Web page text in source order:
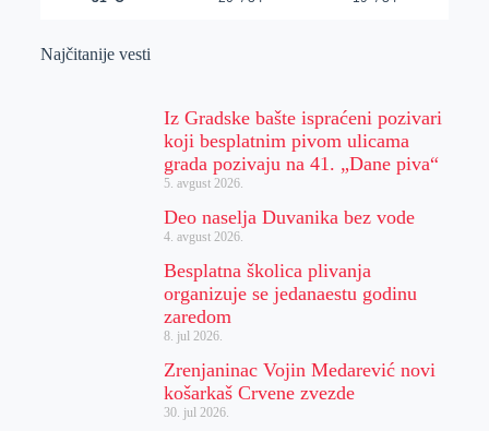
Najčitanije vesti
Iz Gradske bašte ispraćeni pozivari
koji besplatnim pivom ulicama
grada pozivaju na 41. „Dane piva“
5. avgust 2026.
Deo naselja Duvanika bez vode
4. avgust 2026.
Besplatna školica plivanja
organizuje se jedanaestu godinu
zaredom
8. jul 2026.
Zrenjaninac Vojin Medarević novi
košarkaš Crvene zvezde
30. jul 2026.